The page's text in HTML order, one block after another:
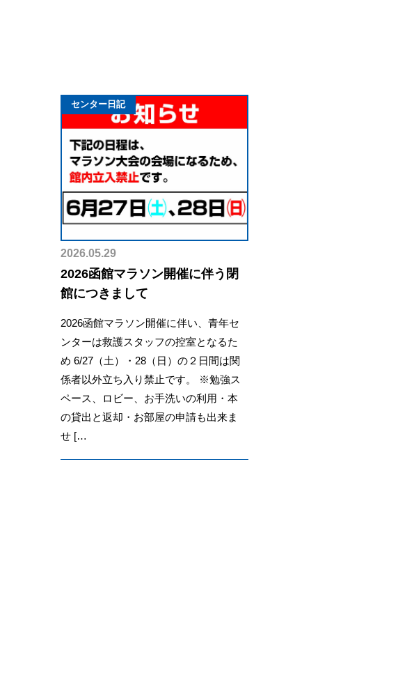
センター日記
2026.05.29
2026函館マラソン開催に伴う閉
館につきまして
2026函館マラソン開催に伴い、青年セ
ンターは救護スタッフの控室となるた
め 6/27（土）・28（日）の２日間は関
係者以外立ち入り禁止です。 ※勉強ス
ペース、ロビー、お手洗いの利用・本
の貸出と返却・お部屋の申請も出来ま
せ […